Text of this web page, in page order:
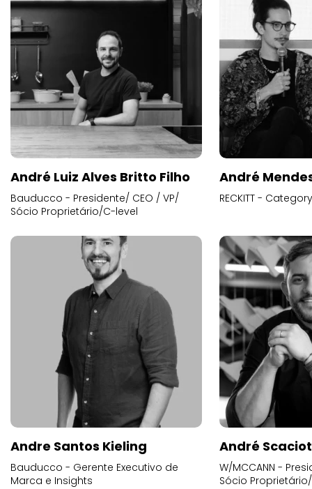
André Luiz Alves Britto Filho
Bauducco - Presidente/ CEO / VP/
Sócio Proprietário/C-level
André
RECKITT -
Andre Santos Kieling
Bauducco - Gerente Executivo de
Marca e Insights
André
W/MCCANN -
Sócio